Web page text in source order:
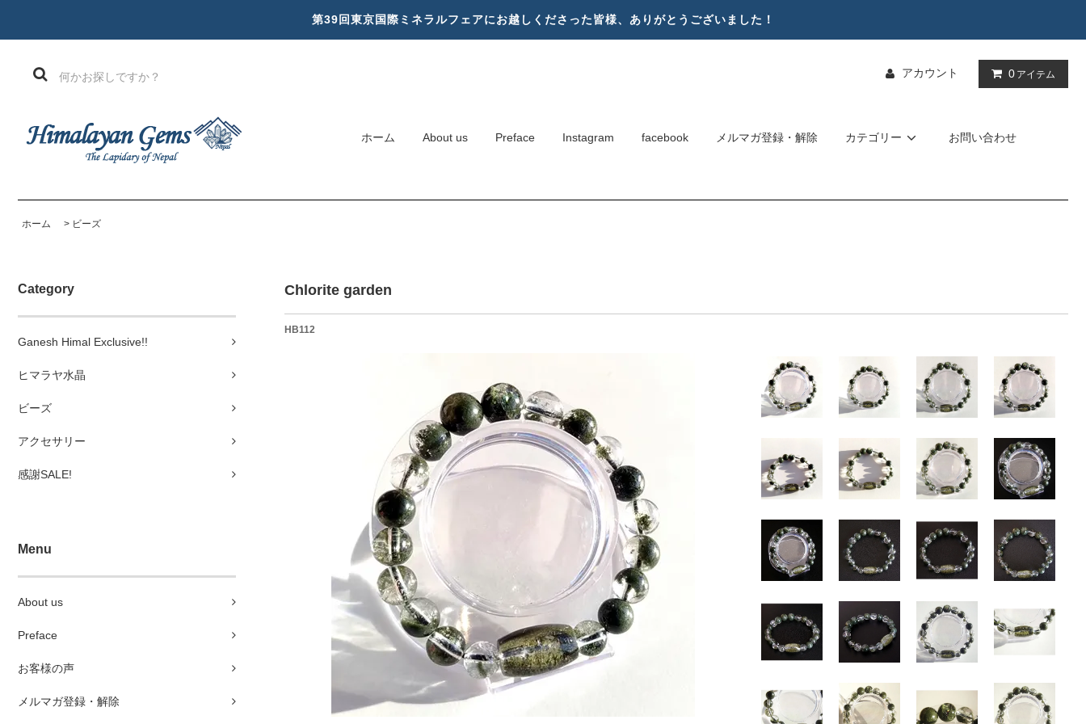
第39回東京国際ミネラルフェアにお越しくださった皆様、ありがとうございました！
アカウント 0 アイテム
ホーム About us Preface Instagram facebook メルマガ登録・解除 カテゴリー お問い合わせ
ホーム > ビーズ
Category
Ganesh Himal Exclusive!!
ヒマラヤ水晶
ビーズ
アクセサリー
感謝SALE!
Menu
About us
Preface
お客様の声
メルマガ登録・解除
Chlorite garden
HB112